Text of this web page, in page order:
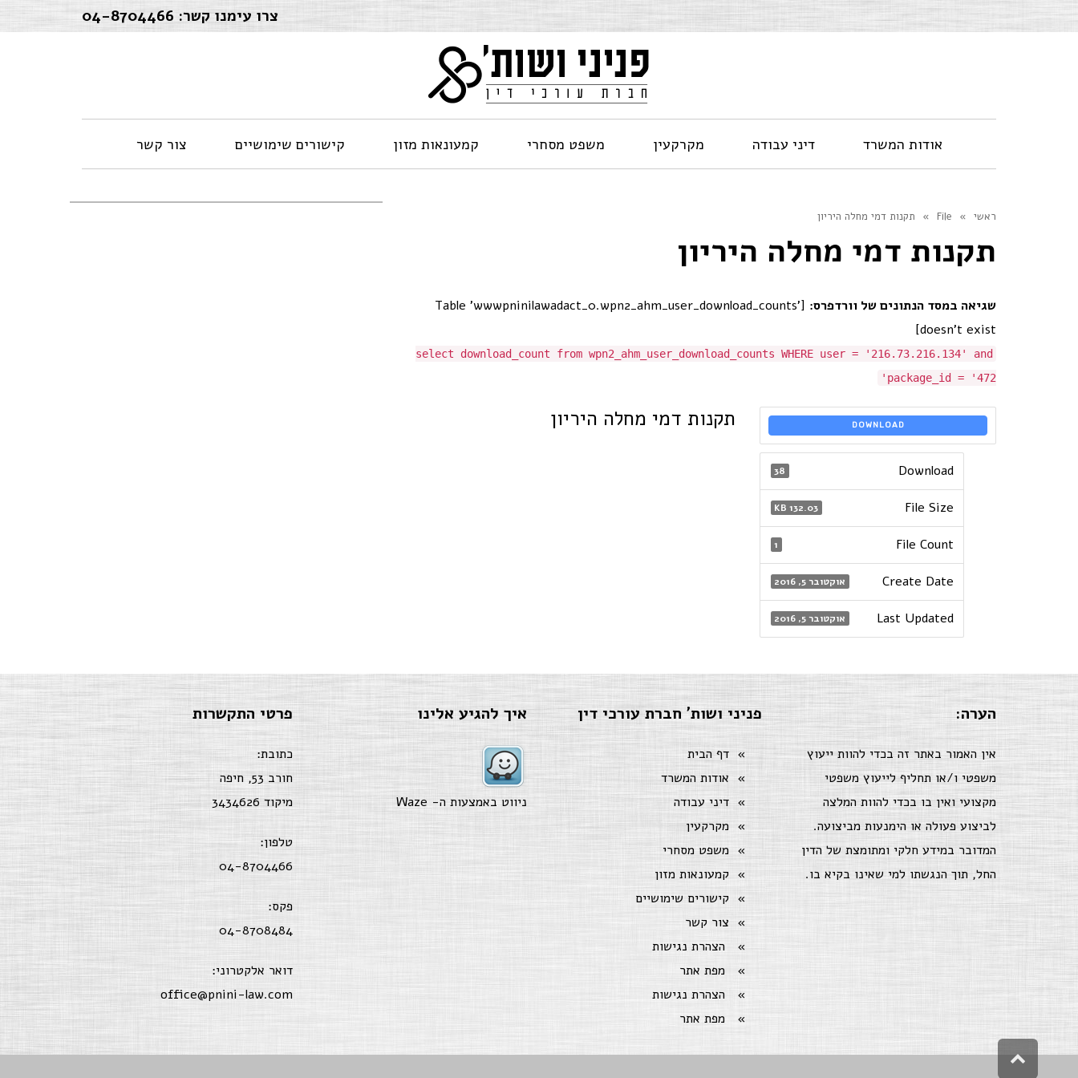
צרו עימנו קשר: 04-8704466
אודות המשרד דיני עבודה מקרקעין משפט מסחרי קמעונאות מזון קישורים שימושיים צור קשר
ראשי »
File
» תקנות דמי מחלה היריון
תקנות דמי מחלה היריון
שגיאה במסד הנתונים של וורדפרס: [Table 'wwwpninilawadact_0.wpn2_ahm_user_download_counts'
doesn't exist]
select download_count from wpn2_ahm_user_download_counts WHERE user = '216.73.216.134' and
package_id = '472'
DOWNLOAD
Download
38
File Size
132.03 KB
File Count
1
Create Date אוקטובר 5, 2016
Last Updated אוקטובר 5, 2016
תקנות דמי מחלה היריון
הערה:
אין האמור באתר זה בכדי להוות ייעוץ
משפטי ו/או תחליף לייעוץ משפטי
מקצועי ואין בו בכדי להוות המלצה
לביצוע פעולה או הימנעות מביצועה.
המדובר במידע חלקי ומתומצת של הדין
החל, תוך הנגשתו למי שאינו בקיא בו.
פניני ושות' חברת עורכי דין
דף הבית
אודות המשרד
דיני עבודה
מקרקעין
משפט מסחרי
קמעונאות מזון
קישורים שימושיים
צור קשר
הצהרת נגישות
מפת אתר
הצהרת נגישות
מפת אתר
איך להגיע אלינו
ניווט באמצעות ה- Waze
פרטי התקשרות
כתובת:
חורב 53, חיפה
מיקוד 3434626
טלפון:
04-8704466
פקס:
04-8708484
דואר אלקטרוני:
office@pnini-law.com
גלילה
לראש